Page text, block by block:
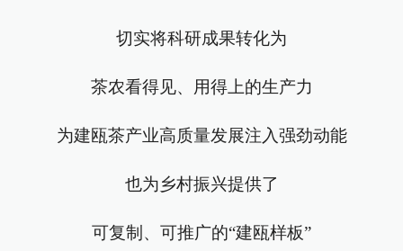
切实将科研成果转化为
茶农看得见、用得上的生产力
为建瓯茶产业高质量发展注入强劲动能
也为乡村振兴提供了
可复制、可推广的“建瓯样板”